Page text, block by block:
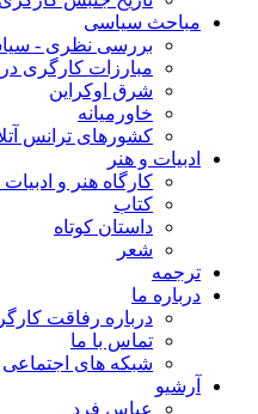
مباحث سیاسی
بررسی نظری -
مبارزات کارگری در
شرق اوکراین
خاورمیانه
کشورهای ترانس
ادبیات و هنر
کارگاه هنر و
کتاب
داستان کوتاه
شعر
ترجمه
درباره ما
درباره رفاقت
تماس با ما
شبکه های اجتماعی
آرشیو
عباس فرد